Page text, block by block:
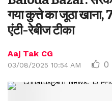
गया कुत्ते का जूठा खाना,
एंटी-रेबीज टीका
Aaj Tak CG
03/08/2025 10:54 AM 0